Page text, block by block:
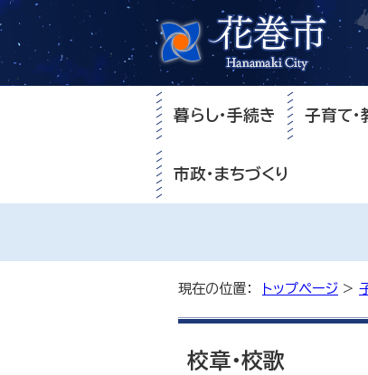
暮らし・手続き 子育て・
市政・まちづくり
現在の位置： トップページ >
校章・校歌